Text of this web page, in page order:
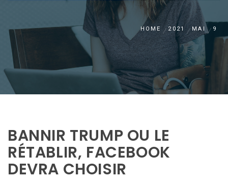
HOME 2021 MAI 9
BANNIR TRUMP OU LE
RÉTABLIR, FACEBOOK
DEVRA CHOISIR